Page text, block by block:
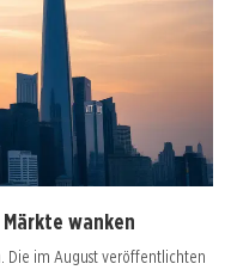
wanken
Die im August veröffentlichten